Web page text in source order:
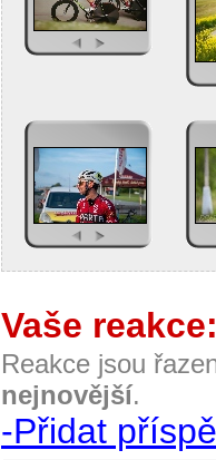
Vaše
Reakce jsou
nejnovější.
-Přidat